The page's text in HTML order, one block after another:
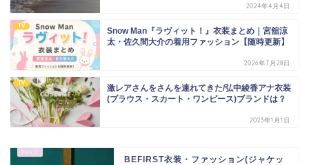
2024年4月4日
TV
Snow Man『ラヴィット！』衣装まとめ｜宮舘涼
太・佐久間大介の着用ファッション【随時更新】
2026年7月28日
TV
激レアさんをさんを連れてきた/弘中綾香アナ衣装
(ブラウス・スカート・ワンピース)ブランドは？
2023年1月1日
BEFIRST衣装・ファッション(ジャケッ